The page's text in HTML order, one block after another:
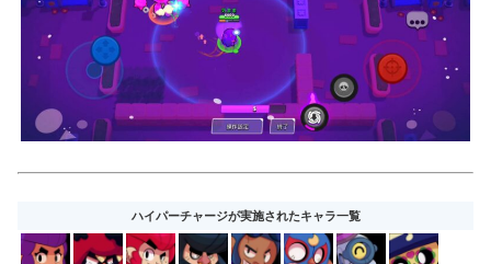
ハイパーチャージが実施されたキャラ一覧